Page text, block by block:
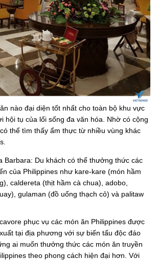
nào đại diện tốt nhất cho toàn bộ khu vực
hội tụ của lối sống đa văn hóa. Nhờ có cộng
thể tìm thấy ẩm thực từ nhiều vùng khác
Barbara: Du khách có thể thưởng thức các
của Philippines như kare-kare (món hầm
caldereta (thịt hầm cà chua), adobo,
gulaman (đồ uống thạch cỏ) và palitaw
phục vụ các món ăn Philippines được
tại địa phương với sự biến tấu độc đáo
ai muốn thưởng thức các món ăn truyền
theo phong cách hiện đại hơn. Với